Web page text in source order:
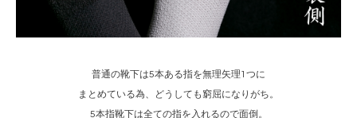
普通の靴下は5本ある指を無理矢理1つに
まとめている為、どうしても窮屈になりがち。
5本指靴下は全ての指を入れるので面倒。